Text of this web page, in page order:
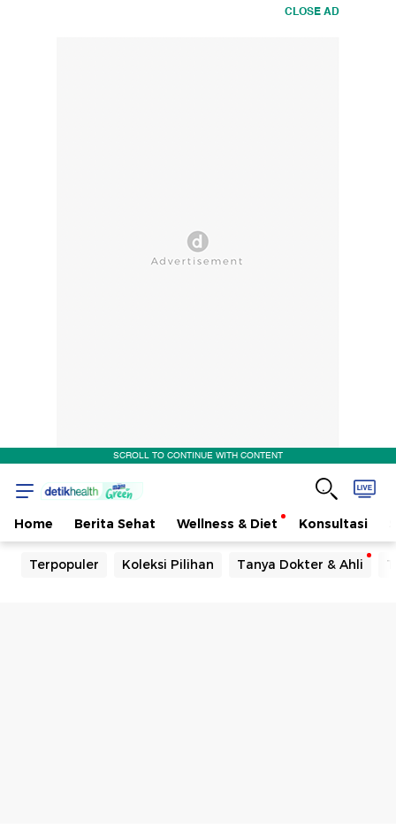
CLOSE AD
SCROLL TO CONTINUE WITH CONTENT
Home Berita Sehat Wellness & Diet Konsultasi
Terpopuler Koleksi Pilihan Tanya Dokter & Ahli